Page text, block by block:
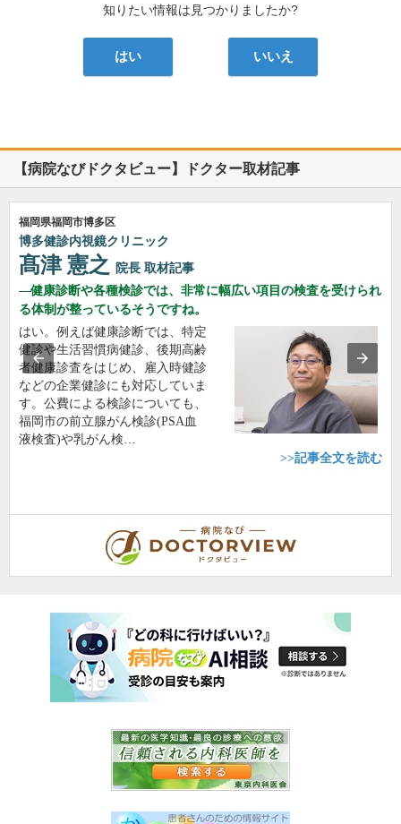
知りたい情報は見つかりましたか?
はい いいえ
【病院なびドクタビュー】ドクター取材記事
福岡県福岡市博多区
博多健診内視鏡クリニック
髙津 憲之 院長 取材記事
健康診断や各種検診では、非常に幅広い項目の検査を受けられ
る体制が整っているそうですね。
はい。例えば健康診断では、特定
健診や生活習慣病健診、後期高齢
者健康診査をはじめ、雇入時健診
などの企業健診にも対応していま
す。公費による検診についても、
福岡市の前立腺がん検診(PSA血
液検査)や乳がん検…
>>記事全文を読む